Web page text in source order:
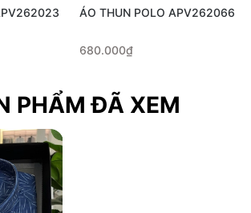
ÁO THUN POLO APV262066
680.000₫
PHẨM ĐÃ XEM